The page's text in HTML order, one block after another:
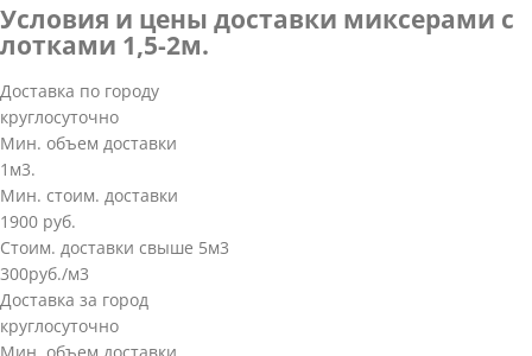
Условия и цены доставки миксерами с
лотками 1,5-2м.
Доставка по городу
круглосуточно
Мин. объем доставки
1м3.
Мин. стоим. доставки
1900 руб.
Стоим. доставки свыше 5м3
300руб./м3
Доставка за город
круглосуточно